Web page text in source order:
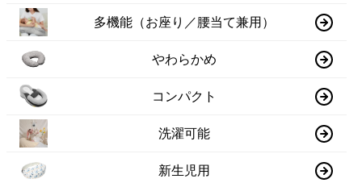
多機能（お座り／腰当て兼用）
やわらかめ
コンパクト
洗濯可能
新生児用